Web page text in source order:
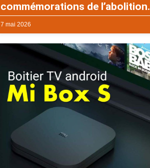
commémorations de l’abolition.
7 mai 2026